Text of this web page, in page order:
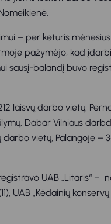
– per keturis mėnesius
pažymėjo, kad
sausį-balandį buvo
laisvų darbo vietų.
Dabar Vilniaus
darbo vietų, Palangoje –
UAB „Litaris“ –
UAB „Kėdainių